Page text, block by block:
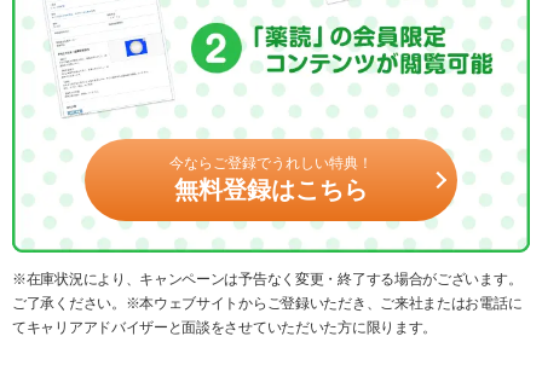
今ならご登録でうれしい特典！
無料登録はこちら
※在庫状況により、キャンペーンは予告なく変更・終了する場合がございます。
ご了承ください。※本ウェブサイトからご登録いただき、ご来社またはお電話に
てキャリアアドバイザーと面談をさせていただいた方に限ります。